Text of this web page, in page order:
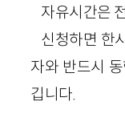
자유시간은
신청하면 한
자와 반드시
깁니다.